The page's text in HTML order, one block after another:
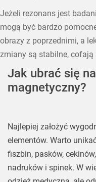
Jeżeli rezonans jest
mogą być bardzo
obrazy z poprzednimi, a
zmiany są stabilne, cofają
Jak ubrać się
magnetyczny?
Najlepiej założyć
elementów. Warto
fiszbin, pasków,
nadruków i spinek. W